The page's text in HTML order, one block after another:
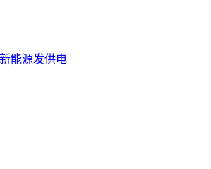
新能源发供电